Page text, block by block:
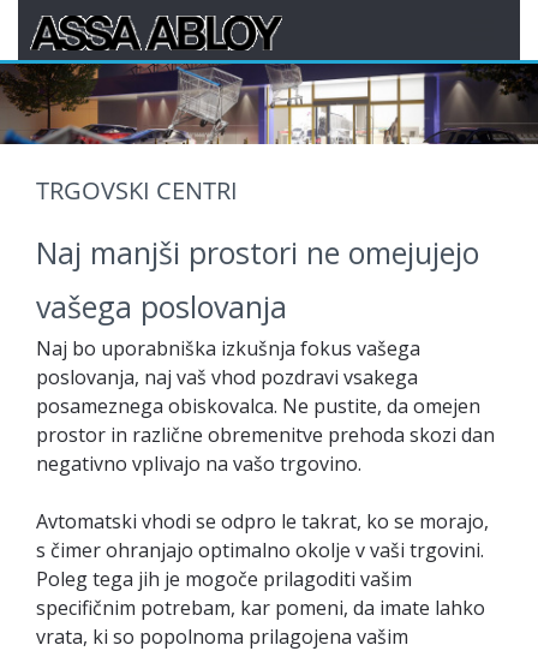
TRGOVSKI CENTRI
Naj manjši prostori ne omejujejo
vašega poslovanja
Naj bo uporabniška izkušnja fokus vašega
poslovanja, naj vaš vhod pozdravi vsakega
posameznega obiskovalca. Ne pustite, da omejen
prostor in različne obremenitve prehoda skozi dan
negativno vplivajo na vašo trgovino.
Avtomatski vhodi se odpro le takrat, ko se morajo,
s čimer ohranjajo optimalno okolje v vaši trgovini.
Poleg tega jih je mogoče prilagoditi vašim
specifičnim potrebam, kar pomeni, da imate lahko
vrata, ki so popolnoma prilagojena vašim